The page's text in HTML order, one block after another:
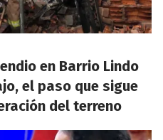
en Barrio Lindo
el paso que sigue
del terreno